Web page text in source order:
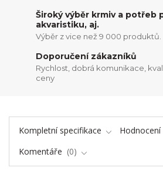
Široký výběr krmiv a potřeb
akvaristiku, aj.
Výběr z vice než 9 000 produktů.
Doporučení zákazníků
Rychlost, dobrá komunikace,
ceny
Kompletní specifikace Hodnocení
Komentáře
0